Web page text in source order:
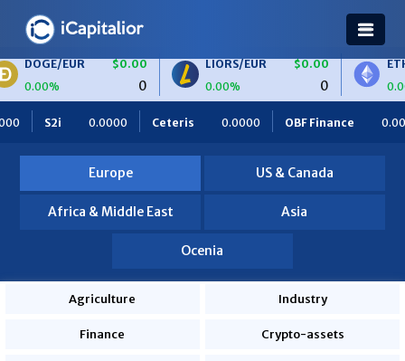
EUR
$0.00
LIORS/EUR
0.00%
$0.00
ETH/BTC
0.00%
$0.00
BTC/EUR
$0.00
ETH/EUR
Ceteris 0.0000 OBF Finance 0.0000 Africa
820.0000
Europe US & Canada
Africa & Middle East Asia
Ocenia
Agriculture Industry
Finance Crypto-assets